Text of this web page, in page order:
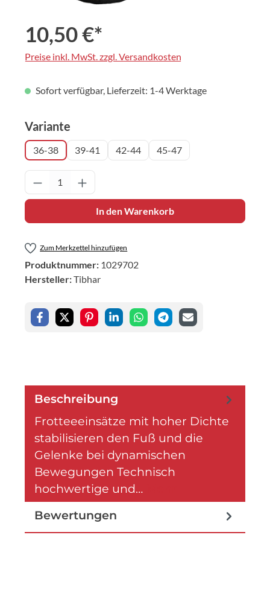
10,50 €*
Preise inkl. MwSt. zzgl. Versandkosten
Sofort verfügbar, Lieferzeit: 1-4 Werktage
Variante
36-38 39-41 42-44 45-47
Produkt Anzahl: Gib den gewünschten
In den Warenkorb
Zum Merkzettel hinzufügen
Produktnummer: 1029702
Hersteller:Tibhar
Beschreibung
Frotteeeinsätze mit hoher Dichte
stabilisieren den Fuß und die
Gelenke bei dynamischen
Bewegungen Technisch
hochwertige und…
Bewertungen